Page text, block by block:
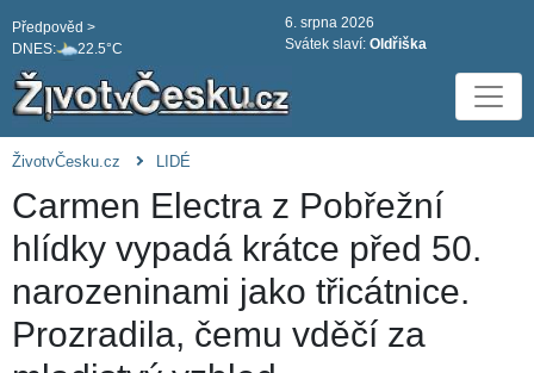
DNES: 22.5°C
Předpověd >
6. srpna 2026
Svátek slaví: Oldřiška
ŽivotvČesku.cz LIDÉ
Carmen Electra z Pobřežní
hlídky vypadá krátce před 50.
narozeninami jako třicátnice.
Prozradila, čemu vděčí za